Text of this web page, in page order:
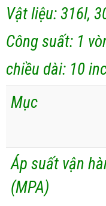
Vật liệu: 316l,
Công suất: 1
chiều dài: 10
Mục
Áp suất vận
(MPA)